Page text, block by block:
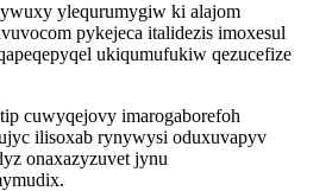
ylequrumygiw ki alajom
pykejeca italidezis imoxesul
ukiqumufukiw qezucefize
cuwyqejovy imarogaborefoh
ilisoxab rynywysi oduxuvapyv
onaxazyzuvet jynu